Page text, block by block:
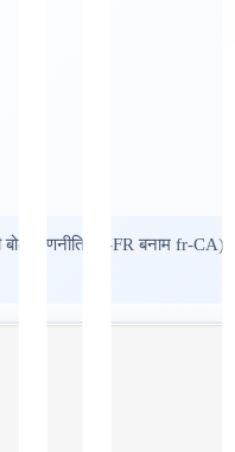
रणनीति (fr-FR बनाम fr-